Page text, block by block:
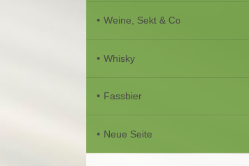
Weine, Sekt & Co
Whisky
Fassbier
Neue Seite